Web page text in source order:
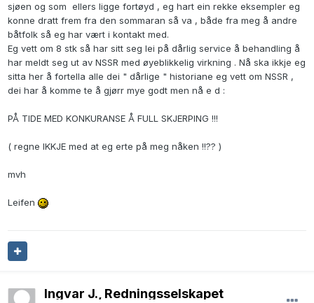
sjøen og som ellers ligge fortøyd , eg hart ein rekke eksempler eg
konne dratt frem fra den sommaran så va , både fra meg å andre
båtfolk så eg har vært i kontakt med.
Eg vett om 8 stk så har sitt seg lei på dårlig service å behandling å
har meldt seg ut av NSSR med øyeblikkelig virkning . Nå ska ikkje eg
sitta her å fortella alle dei " dårlige " historiane eg vett om NSSR ,
dei har å komme te å gjørr mye godt men nå e d :
PÅ TIDE MED KONKURANSE Å FULL SKJERPING !!!
( regne IKKJE med at eg erte på meg nåken !!?? )
mvh
Leifen
Ingvar J., Redningsselskapet